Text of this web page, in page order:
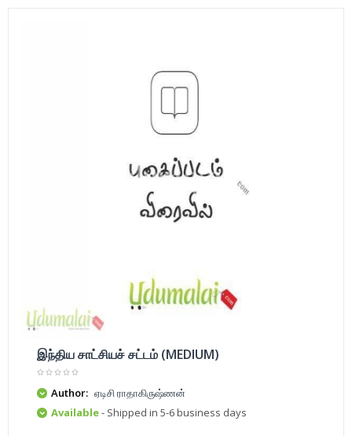
இந்திய சாட்சியச் சட்டம் (MEDIUM)
Author: ஏடிசி ராதாகிருஷ்ணன்
Available- Shipped in 5-6 business days